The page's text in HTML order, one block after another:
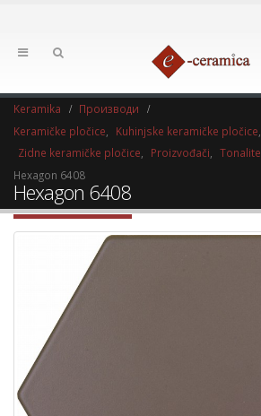
Keramika
Производи
Keramičke pločice
Kuhinjske keramičke pločice
Zidne keramičke pločice
Proizvođači
Tonalite
Hexagon 6408
Hexagon 6408